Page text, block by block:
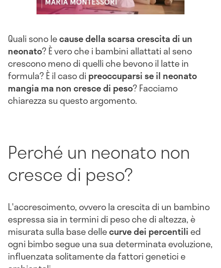
Quali sono lecause della scarsa crescita di un
neonato? È vero che i bambini allattati al seno
crescono meno di quelli che bevono il latte in
formula? È il caso di preoccuparsi se il neonato
mangia ma non cresce di peso? Facciamo
chiarezza su questo argomento.
Perché un neonato non
cresce di peso?
L'accrescimento, ovvero la crescita di un bambino
espressa sia in termini di peso che di altezza, è
misurata sulla base dellecurve dei percentilied
ogni bimbo segue una sua determinata evoluzione,
influenzata solitamente da fattori genetici e